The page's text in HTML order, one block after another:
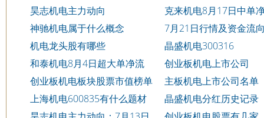
行榜一览
昊志机电主力动向
克来机电8月17日中单
入255.17万
神驰机电属于什么概念
7月21日行情及资金流
询昊志机电
机电龙头股有哪些
晶盛机电300316
和泰机电8月4日超大单净流
入38.51万
创业板机电上市公司
创业板机电板块股票市值榜单
一览表8/21
主板机电上市公司名单
上海机电600835有什么题材
晶盛机电分红历史记录